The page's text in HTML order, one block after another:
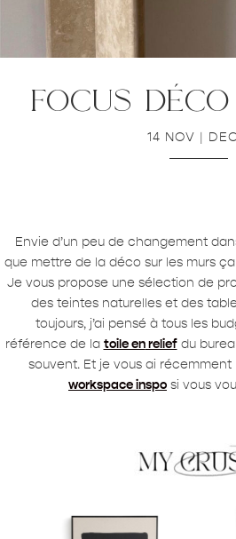
focus
14 NOV |
Envie d’un peu de changement
que mettre de la déco sur les murs
Je vous propose une sélection de
des teintes naturelles et des
toujours, j’ai pensé à tous les
référence de la toile enreliefdu
souvent. Et je vous ai
workspace inspo si vous